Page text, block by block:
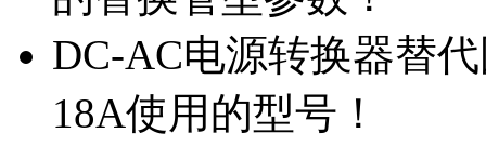
DC-AC电源转换器替
18A使用的型号！